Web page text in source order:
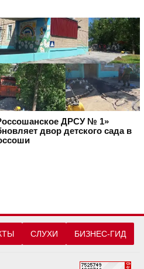
ДРСУ № 1»
двор детского сада в
СЛУХИ БИЗНЕС-ГИД